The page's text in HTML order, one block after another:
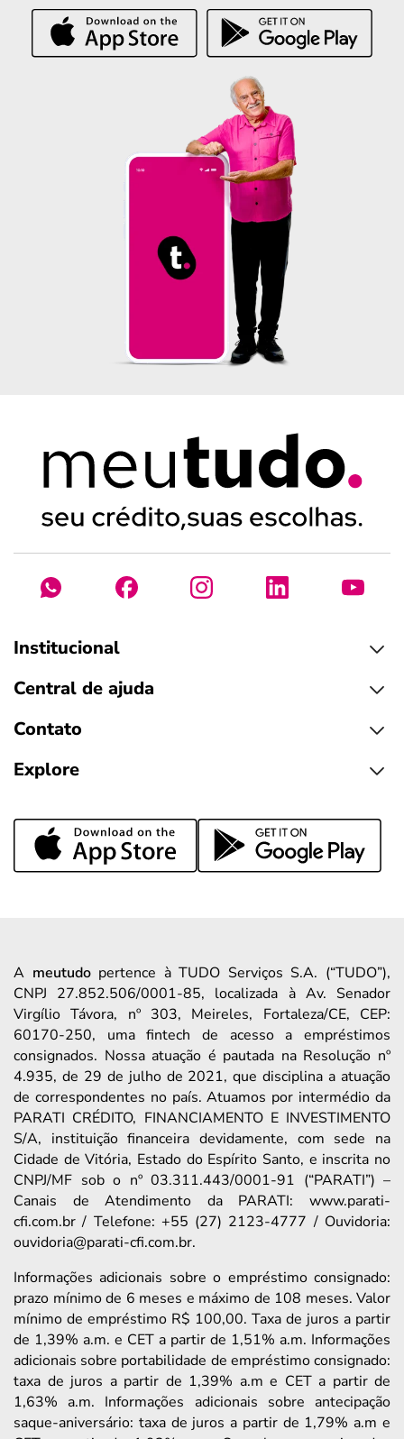
Institucional
Central de ajuda
Contato
Explore
A meutudopertence à TUDO Serviços S.A. (“TUDO”),
CNPJ 27.852.506/0001-85, localizada à Av. Senador
Virgílio Távora, nº 303, Meireles, Fortaleza/CE, CEP:
60170-250, uma fintech de acesso a empréstimos
consignados. Nossa atuação é pautada na Resolução nº
4.935, de 29 de julho de 2021, que disciplina a atuação
de correspondentes no país. Atuamos por intermédio da
PARATI CRÉDITO, FINANCIAMENTO E INVESTIMENTO
S/A, instituição financeira devidamente, com sede na
Cidade de Vitória, Estado do Espírito Santo, e inscrita no
CNPJ/MF sob o nº 03.311.443/0001-91 (“PARATI”) –
Canais de Atendimento da PARATI: www.parati-
cfi.com.br / Telefone: +55 (27) 2123-4777 / Ouvidoria:
ouvidoria@parati-cfi.com.br.
Informações adicionais sobre o empréstimo consignado:
prazo mínimo de 6 meses e máximo de 108 meses. Valor
mínimo de empréstimo R$ 100,00. Taxa de juros a partir
de 1,39% a.m. e CET a partir de 1,51% a.m. Informações
adicionais sobre portabilidade de empréstimo consignado:
taxa de juros a partir de 1,39% a.m e CET a partir de
1,63% a.m. Informações adicionais sobre antecipação
saque-aniversário: taxa de juros a partir de 1,79% a.m e